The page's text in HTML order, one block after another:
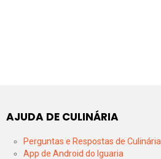
AJUDA DE CULINÁRIA
Perguntas e Respostas de Culinária
App de Android do Iguaria